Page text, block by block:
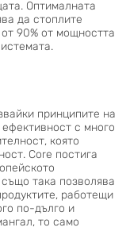
Оптималната
да стоплите
90% от мощността
принципите на
с много
която
Core постига
така позволява
работещи
по-дълго и
то само